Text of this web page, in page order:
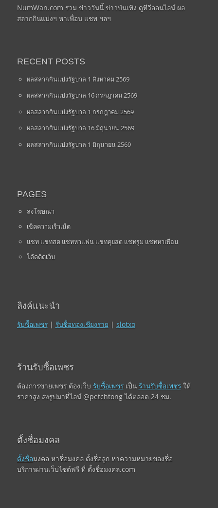
NumWan.com รวม ข่าววันนี้ ข่าวบันเทิง ดูทีวีออนไลน์ ผล
สลากกินแบ่งฯ หาเพื่อน แชท ฯลฯ
RECENT POSTS
ผลสลากกินแบ่งรัฐบาล 1 สิงหาคม 2569
ผลสลากกินแบ่งรัฐบาล 16 กรกฎาคม 2569
ผลสลากกินแบ่งรัฐบาล 1 กรกฎาคม 2569
ผลสลากกินแบ่งรัฐบาล 16 มิถุนายน 2569
ผลสลากกินแบ่งรัฐบาล 1 มิถุนายน 2569
PAGES
ลงโฆษณา
เช็คความเร็วเน็ต
แชท แชทสด แชทหาแฟน แชทคุยสด แชทรูม แชทหาเพื่อน
โค้ดติดเว็บ
ลิงค์แนะนำ
รับซื้อเพชร| รับซื้อทองเชียงราย | slotxo
ร้านรับซื้อเพชร
ต้องการขายเพชร ต้องเว็บ รับซื้อเพชรเป็น ร้านรับซื้อเพชรให้
ราคาสูง ส่งรูปมาที่ไลน์ @petchtong ได้ตลอด 24 ชม.
ตั้งชื่อมงคล
ตั้งชื่อมงคล หาชื่อมงคล ตั้งชื่อลูก หาความหมายของชื่อ
บริการผ่านเว็บไซต์ฟรี ที่ ตั้งชื่อมงคล.com